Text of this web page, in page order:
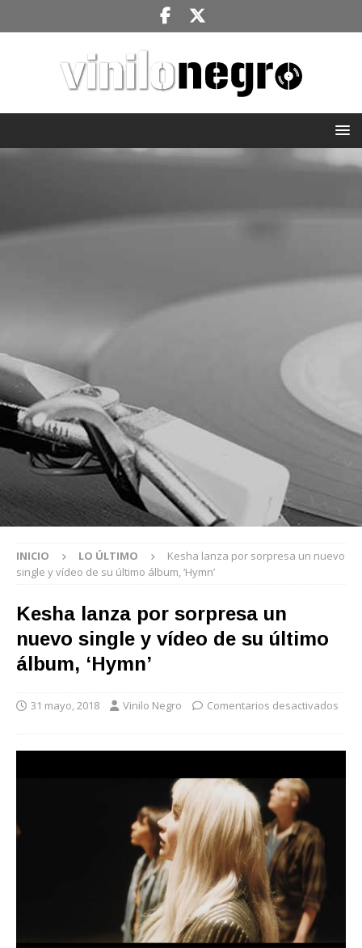
INICIO LO ÚLTIMO
Kesha lanza por sorpresa un nuevo
single y vídeo de su último álbum, ‘Hymn’
Kesha lanza por sorpresa un
nuevo single y vídeo de su último
álbum, ‘Hymn’
31 mayo, 2018 Vinilo Negro Comentarios desactivados